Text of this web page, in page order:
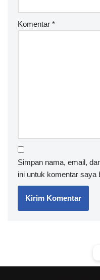
Komentar *
Simpan nama, email,
ini untuk komentar saya